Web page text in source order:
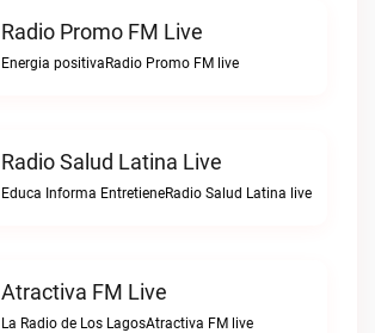
Radio Promo FM Live
Energia positivaRadio Promo FM live
Radio Salud Latina Live
Educa Informa EntretieneRadio Salud Latina live
Atractiva FM Live
La Radio de Los LagosAtractiva FM live